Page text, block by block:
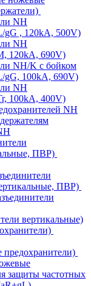
NH
gG , 120kA, 500V)
NH
120kA, 690V)
NH/K с бойком
gG, 100kA, 690V)
NH
100kA, 400V)
NH
ПВР)
ПВР)
вертикальные)
защиты частотных